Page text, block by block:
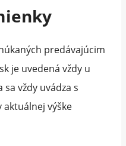
predávajúcim
je uvedená vždy u
vždy uvádza s
výške